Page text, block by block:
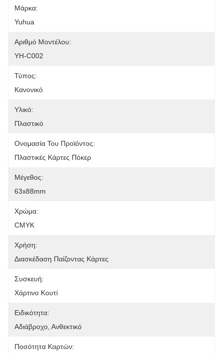
Μάρκα:
Yuhua
Αριθμό Μοντέλου:
ΥH-C002
Τύπος:
Κανονικό
Υλικό:
Πλαστικό
Ονομασία Του Προϊόντος:
Πλαστικές Κάρτες Πόκερ
Μέγεθος:
63x88mm
Χρώμα:
CMYK
Χρήση:
Διασκέδαση Παίζοντας Κάρτες
Συσκευή:
Χάρτινο Κουτί
Ειδικότητα:
Αδιάβροχο, Ανθεκτικό
Ποσότητα Καρτών: